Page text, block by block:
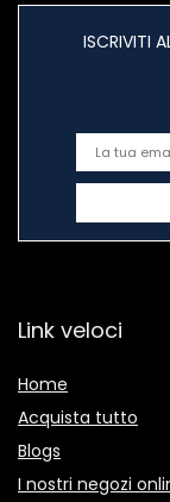
ISCRIVITI
Link veloci
Home
Acquista tutto
Blogs
I nostri negozi